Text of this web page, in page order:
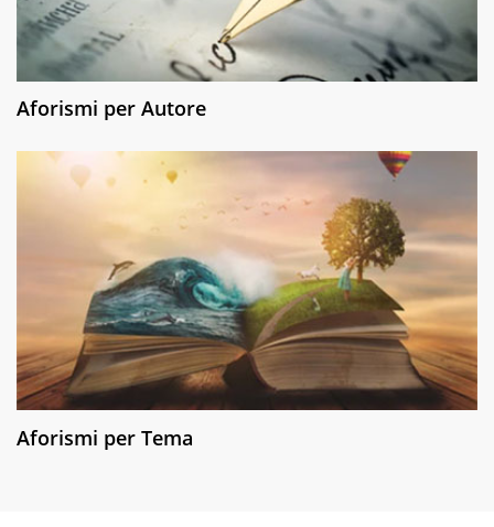
Aforismi per Autore
Aforismi per Tema